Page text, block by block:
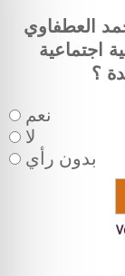
العطفاوي
اجتماعية
؟
نعم
لا
بدون رأي